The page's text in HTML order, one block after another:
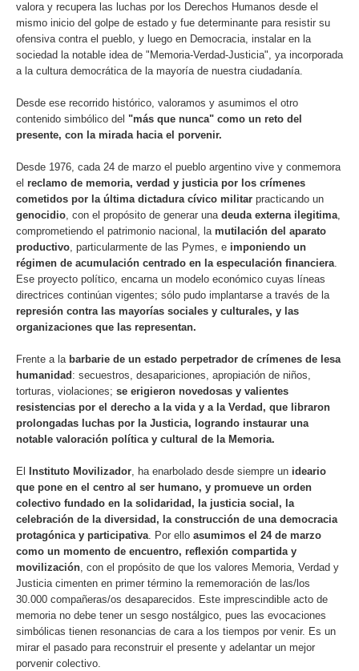
valora y recupera las luchas por los Derechos Humanos desde el
mismo inicio del golpe de estado y fue determinante para resistir su
ofensiva contra el pueblo, y luego en Democracia, instalar en la
sociedad la notable idea de "Memoria-Verdad-Justicia", ya incorporada
a la cultura democrática de la mayoría de nuestra ciudadanía.
Desde ese recorrido histórico, valoramos y asumimos el otro
contenido simbólico del "más que nunca" como un reto del
presente, con la mirada hacia el porvenir.
Desde 1976, cada 24 de marzo el pueblo argentino vive y conmemora
el reclamo de memoria, verdad y justicia por los crímenes
cometidos por la última dictadura cívico militar practicando un
genocidio, con el propósito de generar una deuda externa ilegitima,
comprometiendo el patrimonio nacional, la mutilación del aparato
productivo, particularmente de las Pymes, e imponiendo un
régimen de acumulación centrado en la especulación financiera.
Ese proyecto político, encarna un modelo económico cuyas líneas
directrices continúan vigentes; sólo pudo implantarse a través de la
represión contra las mayorías sociales y culturales, y las
organizaciones que las representan.
Frente a la barbarie de un estado perpetrador de crímenes de lesa
humanidad : secuestros, desapariciones, apropiación de niños,
torturas, violaciones; se erigieron novedosas y valientes
resistencias por el derecho a la vida y a la Verdad, que libraron
prolongadas luchas por la Justicia, logrando instaurar una
notable valoración política y cultural de la Memoria.
El Instituto Movilizador, ha enarbolado desde siempre un ideario
que pone en el centro al ser humano, y promueve un orden
colectivo fundado en la solidaridad, la justicia social, la
celebración de la diversidad, la construcción de una democracia
protagónica y participativa. Por ello asumimos el 24 de marzo
como un momento de encuentro, reflexión compartida y
movilización, con el propósito de que los valores Memoria, Verdad y
Justicia cimenten en primer término la rememoración de las/los
30.000 compañeras/os desaparecidos. Este imprescindible acto de
memoria no debe tener un sesgo nostálgico, pues las evocaciones
simbólicas tienen resonancias de cara a los tiempos por venir. Es un
mirar el pasado para reconstruir el presente y adelantar un mejor
porvenir colectivo.